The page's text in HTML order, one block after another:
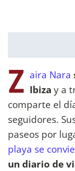
Z aira Nara
Ibiza y a
comparte el
seguidores.
paseos por
playa se
un diario de